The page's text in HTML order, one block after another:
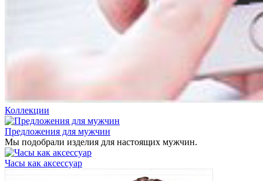
Коллекции
Предложения для мужчин
Мы подобрали изделия для настоящих мужчин.
Часы как аксессуар